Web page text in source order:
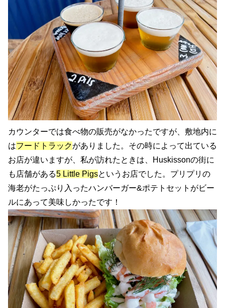
カウンターでは食べ物の販売がなかったですが、敷地内に
はフードトラックがありました。その時によって出ている
お店が違いますが、私が訪れたときは、Huskissonの街に
も店舗がある5 Little Pigsというお店でした。プリプリの
海老がたっぷり入ったハンバーガー&ポテトセットがビー
ルにあって美味しかったです！